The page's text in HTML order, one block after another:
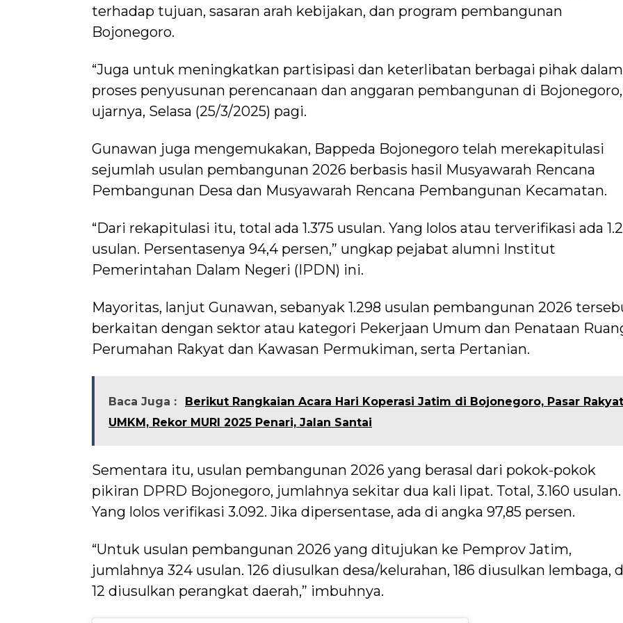
terhadap tujuan, sasaran arah kebijakan, dan program pembangunan
Bojonegoro.
“Juga untuk meningkatkan partisipasi dan keterlibatan berbagai pihak dalam
proses penyusunan perencanaan dan anggaran pembangunan di
ujarnya, Selasa (25/3/2025) pagi.
Gunawan juga mengemukakan, Bappeda Bojonegoro telah merekapitulasi
sejumlah usulan pembangunan 2026 berbasis hasil Musyawarah Rencana
Pembangunan Desa dan Musyawarah Rencana Pembangunan Kecamatan.
“Dari rekapitulasi itu, total ada 1.375 usulan. Yang lolos atau terverifikasi ada
usulan. Persentasenya 94,4 persen,” ungkap pejabat alumni Institut
Pemerintahan Dalam Negeri (IPDN) ini.
Mayoritas, lanjut Gunawan, sebanyak 1.298 usulan pembangunan 2026
berkaitan dengan sektor atau kategori Pekerjaan Umum dan Penataan
Perumahan Rakyat dan Kawasan Permukiman, serta Pertanian.
Baca Juga :
Berikut Rangkaian Acara Hari Koperasi Jatim di Bojonegoro, Pasar Rakyat
UMKM, Rekor MURI 2025 Penari, Jalan Santai
Sementara itu, usulan pembangunan 2026 yang berasal dari pokok-pokok
pikiran DPRD Bojonegoro, jumlahnya sekitar dua kali lipat. Total, 3.160 usulan.
Yang lolos verifikasi 3.092. Jika dipersentase, ada di angka 97,85 persen.
“Untuk usulan pembangunan 2026 yang ditujukan ke Pemprov Jatim,
jumlahnya 324 usulan. 126 diusulkan desa/kelurahan, 186 diusulkan lembaga,
12 diusulkan perangkat daerah,” imbuhnya.